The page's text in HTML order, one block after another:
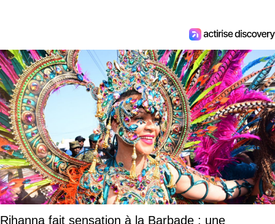
Rihanna fait sensation à la Barbade : une